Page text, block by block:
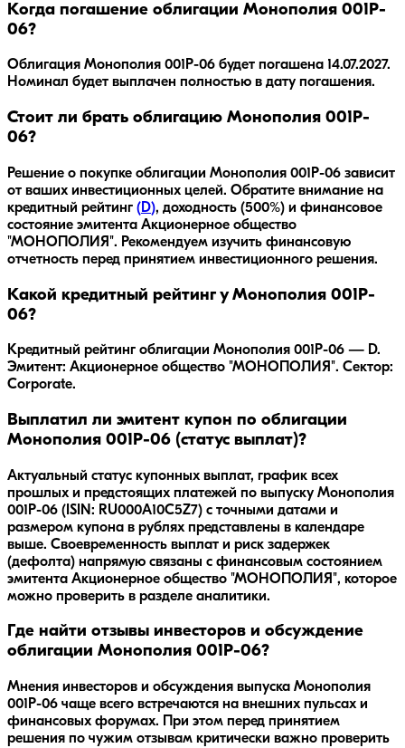
Когда погашение облигации Монополия 001P-
06?
Облигация Монополия 001P-06 будет погашена 14.07.2027.
Номинал будет выплачен полностью в дату погашения.
Стоит ли брать облигацию Монополия 001P-
06?
Решение о покупке облигации Монополия 001P-06 зависит
от ваших инвестиционных целей. Обратите внимание на
кредитный рейтинг ( D), доходность (500%) и финансовое
состояние эмитента Акционерное общество
"МОНОПОЛИЯ". Рекомендуем изучить финансовую
отчетность перед принятием инвестиционного решения.
Какой кредитный рейтинг у Монополия 001P-
06?
Кредитный рейтинг облигации Монополия 001P-06 — D.
Эмитент: Акционерное общество "МОНОПОЛИЯ". Сектор:
Corporate.
Выплатил ли эмитент купон по облигации
Монополия 001P-06 (статус выплат)?
Актуальный статус купонных выплат, график всех
прошлых и предстоящих платежей по выпуску Монополия
001P-06 (ISIN: RU000A10C5Z7) с точными датами и
размером купона в рублях представлены в календаре
выше. Своевременность выплат и риск задержек
(дефолта) напрямую связаны с финансовым состоянием
эмитента Акционерное общество "МОНОПОЛИЯ", которое
можно проверить в разделе аналитики.
Где найти отзывы инвесторов и обсуждение
облигации Монополия 001P-06?
Мнения инвесторов и обсуждения выпуска Монополия
001P-06 чаще всего встречаются на внешних пульсах и
финансовых форумах. При этом перед принятием
решения по чужим отзывам критически важно проверить